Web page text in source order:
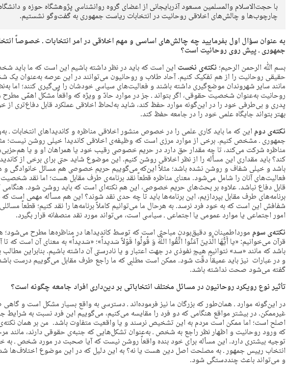
با حجت‌الاسلام والمسلمین مسعود آذربایجانی از اعضای گروه روانشناسی پژوهشگاه حوزه و دانشگاه
چارچوب‌ها و چالش‌‎های اخلاقی روحانیت در انتخابات ریاست جمهوری به گفت‌وگو نشستیم.
به عنوان سؤال اول بفرمایید چه چالش‌های اساسی و مهم اخلاقی در امر انتخابات ـ خصوصاً
جمهوری ـ پیش روی روحانیت است؟
بسم ﷲ الرحمن الرحیم؛ نکته‌ی نخست این‌ است که باید در نظر داشته باشیم این است که ما باید
حقیقی روحانیت را از هم تفکیک کنیم. آحاد طلاب و روحانیون می‌توانند در این عرصه به‌عنوان
مانند سایر شهروندان موضع‌گیری داشته باشند و فعالیت‌های سیاسی خودشان را پی‌گیری کنند؛ اما
روحانیت به‌عنوان شخصیت حقوقی، اگر بتواند ـ جز در موارد حادّ و ویژه که واقعاً مشکل اهمّی
پدری و بی‌طرفی خود را در این‌گونه موارد حفظ کند، شاید به‌لحاظ اخلاقی عملکرد قابل دفاع‌تری از
بهتر بتواند جایگاه علمی خود را در جامعه حفظ کند.
نکته‌ی دوم این که ما باید کاری علمی را در خصوص منشور اخلاقی مناظره و کاندیداهای انتخابات ـ
جمهوری ـ مشخص کنیم. برخی از موارد مرزی است که وظیفه‌ی اخلاقی کاندیدا خیلی روشن نیست؛
مناظره شرکت می‌کند، تا چه مقدار حق دارد در حریم خصوصی رقیب خود یا همراهان او و یا
کند؟ باید مقداری این مسأله را از نظر اخلاقی روشن کنیم. این موضوع شاید حتی برای برخی از
باشد و خیلی شفاف و روشن نشده باشد؛ مثلاً این‌که می‌گوییم حریم خصوصی هم مسائل خانوادگی و
فعالیت‌های آنان را شامل می‌شود. معنای مناظره قطعاً نقد برنامه‌ی طرف مقابل هست؛ اما نقد
قابل دفاع نباشد. علاوه بر بحث‌های حریم خصوصی، این هم نکته‌ای‌ است که باید روشن شود. هنگامی
برنامه‌های طرف مقابل بپردازیم، این برنامه‌ها باید تا چه حدی نقد شوند؟ این هم مسأله مهمی‌ است
شفافش این است که به خود فرد نرسد. به هرحال ما می‌توانیم کاملاً برنامه‌ها را نقد کنیم؛ قطعاً
امور اجتماعی یا موارد عمومی یا اجتماعی ـ سیاسی است، می‌تواند مورد نقد منصفانه قرار بگیرد.
نکته‌ی سوم مورداطمینان‌ و دقیق‌بودن مباحثی است که توسط کاندیداها در مناظره‌ها مطرح می‌شود؛
قرآن می‌خوانیم: «یا أَيُّهَا الَّذينَ آمَنُوا اتَّقُوا اللَّهَ وَ قُولُوا قَوْلاً سَديداً»؛ «سَدیداً» به معنای آن است که
باشد که مانند «سد» نتوانیم هیچ نفوذی در جهت اعتبار و یا نادرستی آن داشته باشیم. بنابراین مطالب
و در عبارات نیز باید عمیقاً دقّت شود. ممکن است مطلبی که ما راجع طرف مقابل می‌گوییم درست
گفته می‌شود صحت نداشته باشد.
تأثیر نوع رویکرد روحانیون در مسائل مختلف انتخاباتی بر دین‌داری افراد جامعه چگونه است؟
در این‌گونه موارد ـ همان‌طور که بزرگان ما نیز فرموده‌اند ـ دسترسی به واقع بسیار مشکل است و
غیرممکن. در بیشتر مواقع هنگامی که دو فرد را مقایسه می‌کنیم، می‌گوییم این فرد نسبت به شرایط
اصلح است؛ اما ممکن است مردم به این تشخیص نرسند و یا واقعیت متفاوت باشد. من بر همان نکته‌ی
که ورود روحانیت و اظهار نظر راجع به شخص ـ به‌عنوان تشکل‌هایی که جنبه‌ی حقوقی دارند، مانند
توجیه بیشتری دارد. این مسأله برای خود بنده واقعاً روشن نیست که آیا صحبت در مورد شخص ـ
انتخاب رییس جمهور ـ به مصلحت اصل دین هست یا نه؟ به این دلیل که در این موضوع اختلاف‌ها
و می‌تواند باعث چنددستگی شود.